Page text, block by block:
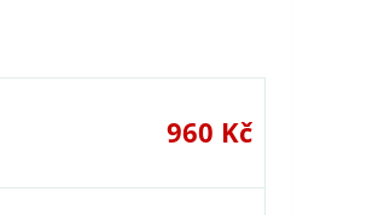
960 Kč